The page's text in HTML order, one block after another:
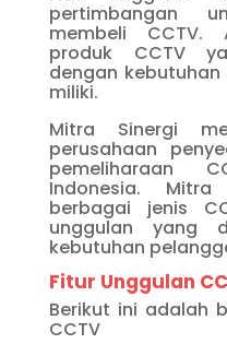
pertimbangan
membeli CCTV.
produk CCTV
dengan
miliki.
Mitra Sinergi
perusahaan
pemeliharaan
Indonesia. Mitra
berbagai jenis
unggulan yang
kebutuhan
Fitur Unggulan
Berikut ini adalah
CCTV